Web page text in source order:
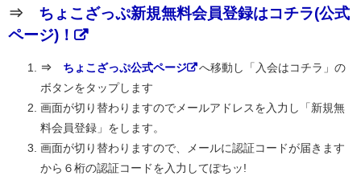
⇒ ちょこざっぷ新規無料会員登録はコチラ(公式
ページ)！
⇒ ちょこざっぷ公式ページ
へ移動し「入会はコチラ」の
ボタンをタップします
画面が切り替わりますのでメールアドレスを入力し「新規無
料会員登録」をします。
画面が切り替わりますので、メールに認証コードが届きます
から６桁の認証コードを入力してぽちッ!